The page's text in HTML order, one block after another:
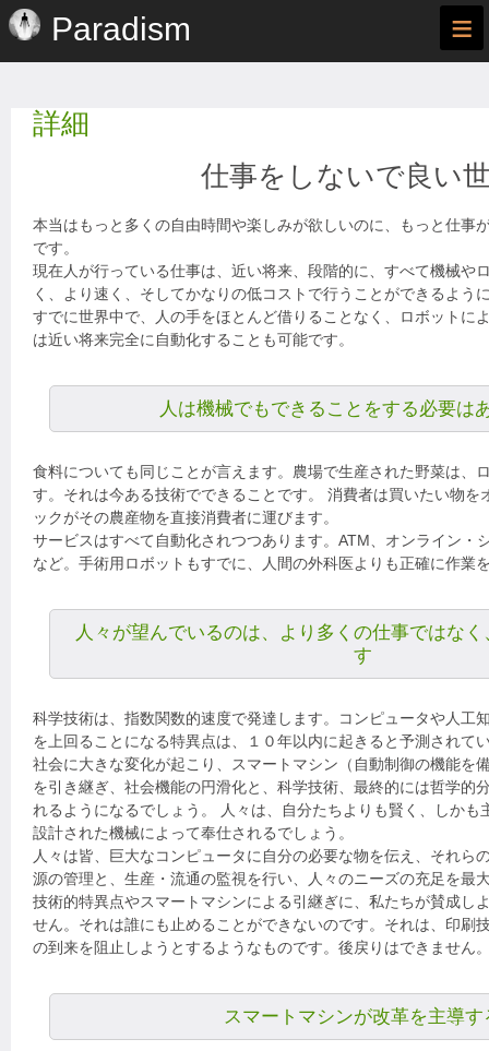
Paradism ≡
詳細
仕事をしないで良い
本当はもっと多くの自由時間や楽しみが欲しいのに、もっと仕事
です。
現在人が行っている仕事は、近い将来、段階的に、すべて機械や
く、より速く、そしてかなりの低コストで行うことができるよう
すでに世界中で、人の手をほとんど借りることなく、ロボットに
は近い将来完全に自動化することも可能です。
人は機械でもできることをする必要は
食料についても同じことが言えます。農場で生産された野菜は、
す。それは今ある技術でできることです。 消費者は買いたい物を
ックがその農産物を直接消費者に運びます。
サービスはすべて自動化されつつあります。ATM、オンライン・
など。手術用ロボットもすでに、人間の外科医よりも正確に作業
人々が望んでいるのは、より多くの仕事ではな
す
科学技術は、指数関数的速度で発達します。コンピュータや人工
を上回ることになる特異点は、１０年以内に起きると予測されて
社会に大きな変化が起こり、スマートマシン（自動制御の機能を
を引き継ぎ、社会機能の円滑化と、科学技術、最終的には哲学的
れるようになるでしょう。 人々は、自分たちよりも賢く、しかも
設計された機械によって奉仕されるでしょう。
人々は皆、巨大なコンピュータに自分の必要な物を伝え、それら
源の管理と、生産・流通の監視を行い、人々のニーズの充足を最
技術的特異点やスマートマシンによる引継ぎに、私たちが賛成し
せん。それは誰にも止めることができないのです。それは、印刷
の到来を阻止しようとするようなものです。後戻りはできません
スマートマシンが改革を主導す